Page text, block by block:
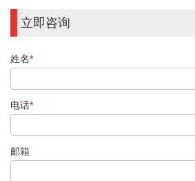
立即咨询
姓名*
电话*
邮箱